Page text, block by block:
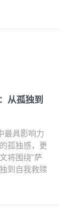
从孤独到
最具影响力
孤独感，更
将围绕“萨
到自我救赎